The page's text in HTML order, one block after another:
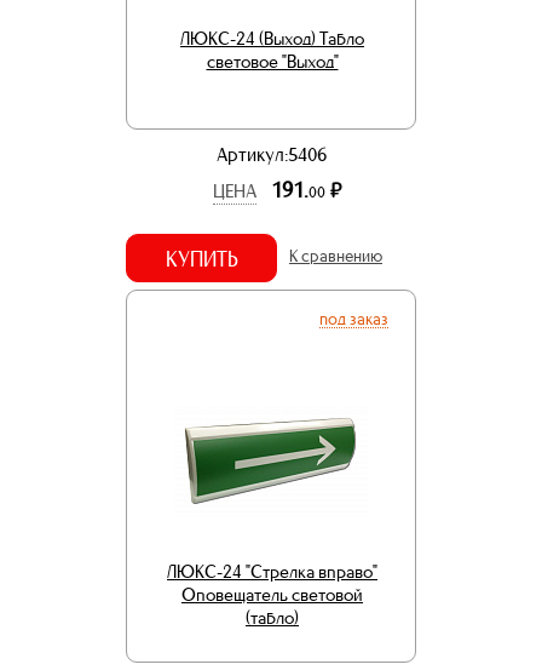
ЛЮКС-24 (Выход) Табло
световое "Выход"
Артикул:5406
ЦЕНА
191.00 р.
КУПИТЬ К сравнению
под заказ
ЛЮКС-24 "Стрелка вправо"
Оповещатель световой
(табло)